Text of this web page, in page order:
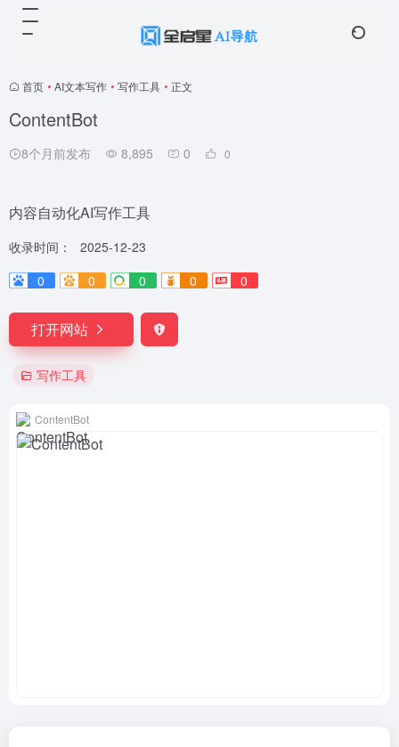
首页 • AI文本写作 • 写作工具 • 正文
ContentBot
8个月前发布 8,895 0 0
内容自动化AI写作工具
收录时间：
2025-12-23
0
0 0 0 0
打开网站
写作工具
ContentBot